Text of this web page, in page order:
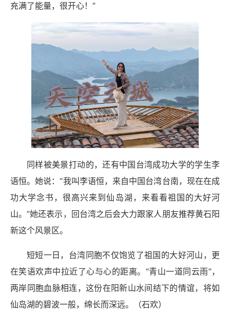
充满了能量，很开心！”
同样被美景打动的，还有中国台湾成功大学的学生李
语恒。她说：“我叫李语恒，来自中国台湾台南，现在在成
功大学念书，很高兴来到仙岛湖，来看看祖国的大好河
山。”她还表示，回台湾之后会大力跟家人朋友推荐黄石阳
新这个风景区。
短短一日，台湾同胞不仅饱览了祖国的大好河山，更
在笑语欢声中拉近了心与心的距离。“青山一道同云雨”，
两岸同胞血脉相连，这份在阳新山水间结下的情谊，将如
仙岛湖的碧波一般，绵长而深远。（石欢）